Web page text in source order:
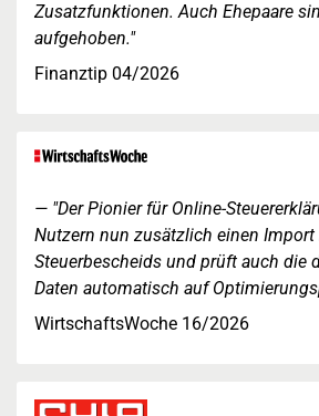
Zusatzfunktionen. Auch Ehepaare
aufgehoben."
Finanztip 04/2026
"Der Pionier für Online-
Nutzern nun zusätzlich einen
Steuerbescheids und prüft auch die
Daten automatisch auf
WirtschaftsWoche 16/2026